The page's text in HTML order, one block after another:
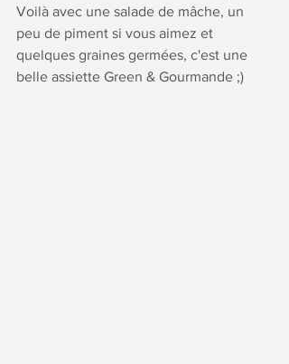
Voilà avec une salade de mâche, un
peu de piment si vous aimez et
quelques graines germées, c'est une
belle assiette Green & Gourmande ;)